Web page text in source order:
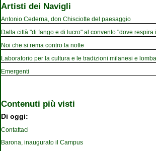
Artisti dei Navigli
Antonio Cederna, don Chisciotte del paesaggio
Dalla città "di fango e di lucro" al convento "dove respira
Noi che si rema contro la notte
Laboratorio per la cultura e le tradizioni milanesi e
Emergenti
Contenuti più visti
Di oggi:
Contattaci
Barona, inaugurato il Campus